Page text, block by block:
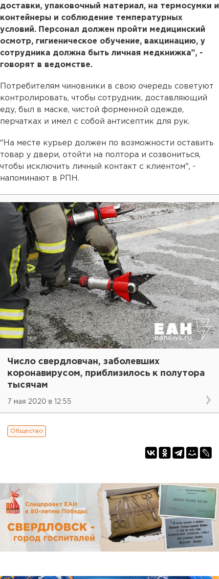
доставки, упаковочный материал, на термосумки и
контейнеры и соблюдение температурных
условий. Персонал должен пройти медицинский
осмотр, гигиеническое обучение, вакцинацию, у
сотрудника должна быть личная медкнижка", -
говорят в ведомстве.
Потребителям чиновники в свою очередь советуют
контролировать, чтобы сотрудник, доставляющий
еду, был в маске, чистой форменной одежде,
перчатках и имел с собой антисептик для рук.
"На месте курьер должен по возможности оставить
товар у двери, отойти на полтора и созвониться,
чтобы исключить личный контакт с клиентом", -
напоминают в РПН.
Число свердловчан, заболевших
коронавирусом, приблизилось к полутора
тысячам
7 мая 2020 в 12:55
Общество